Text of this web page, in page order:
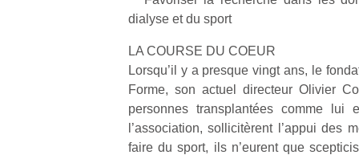
dialyse et du sport
LA COURSE DU COEUR
Lorsqu’il y a presque vingt ans, le
Forme, son actuel directeur Olivier
personnes transplantées comme lui
l’association, sollicitèrent l’appui des
faire du sport, ils n’eurent que